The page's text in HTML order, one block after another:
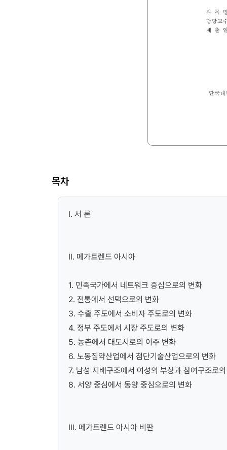
목차
Ⅰ. 서 론
Ⅱ. 메가트렌드 아시아
1. 민족국가에서 네트워크 중심으로의 변화
2. 전통에서 선택으로의 변화
3. 수출 주도에서 소비자 주도로의 변화
4. 정부 주도에서 시장 주도로의 변화
5. 농촌에서 대도시로의 이주 변화
6. 노동집약산업에서 첨단기술산업으로의 변화
7. 남성 지배구조에서 여성의 부상과 참여구조로
8. 서양 중심에서 동양 중심으로의 변화
Ⅲ. 메가트렌드 아시아 비판